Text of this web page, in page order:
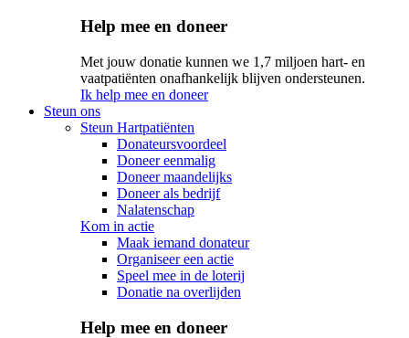
Help mee en doneer
Met jouw donatie kunnen we 1,7 miljoen hart- en
vaatpatiënten onafhankelijk blijven ondersteunen.
Ik help mee en doneer
Steun ons
Steun Hartpatiënten
Donateursvoordeel
Doneer eenmalig
Doneer maandelijks
Doneer als bedrijf
Nalatenschap
Kom in actie
Maak iemand donateur
Organiseer een actie
Speel mee in de loterij
Donatie na overlijden
Help mee en doneer